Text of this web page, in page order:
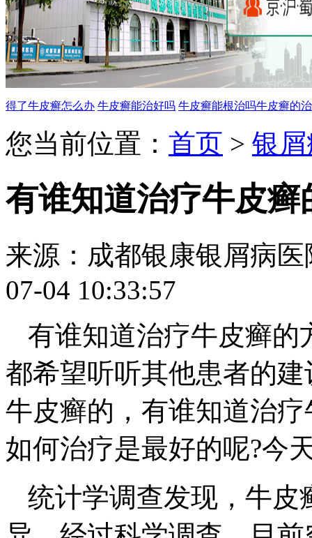
得了牛皮癣怎么办 牛皮癣能治好吗 牛皮癣能根治吗牛皮癣的
您当前位置： 首页 > 银
有谁知道治疗牛皮癣
来源：成都银康银屑病医
07-04 10:33:57
有谁知道治疗牛皮癣的
都希望听听其他患者的
牛皮癣的，有谁知道治
如何治疗是最好的呢?今
统计学调查发现，牛皮